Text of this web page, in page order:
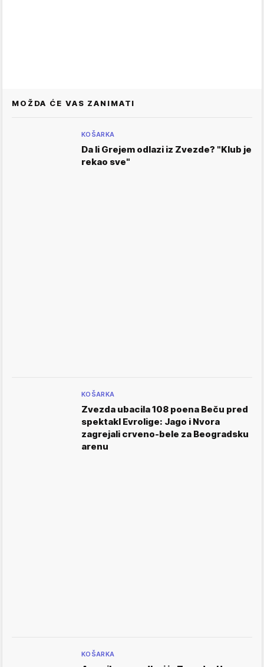
MOŽDA ĆE VAS ZANIMATI
KOŠARKA
Da li Grejem odlazi iz Zvezde? "Klub je
rekao sve"
KOŠARKA
Zvezda ubacila 108 poena Beču pred
spektakl Evrolige: Jago i Nvora
zagrejali crveno-bele za Beogradsku
arenu
KOŠARKA